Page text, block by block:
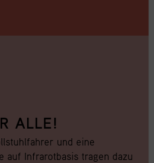
Konzerte oder Shows: Das
bietet ein breites
Veranstaltungen.
ALLE!
und eine
auf Infrarotbasis tragen dazu